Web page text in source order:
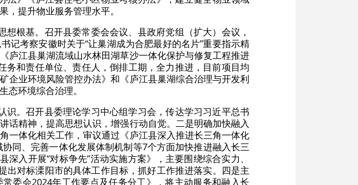
提升物业服务管理水平。
想根基。召开县委常委会会议、县政府党组（扩大）会议，
记考察安徽时关于“让巢湖成为合肥最好的名片”重要指示精
庐江县巢湖流域山水林田湖草沙一体化保护与修复工程推进
和责任单位、责任人，倒排工期，全力推进，目前项目均
企业环境风险管控办法》和《庐江县巢湖综合治理与开发利
态环境综合治理。
识。召开县委理论学习中心组学习会，传达学习习近平总书
话精神，提高思想认识，增强行动自觉。二是明确加快融入
一体化相关工作，审议通过《庐江县深入推进长三角一体化
同、完善一体化发展体制机制等7个方面加快推进融入长三
入开展“对标争先”活动实施方案》，主要围绕综合实力、
对标溧阳市的具体工作目标，抓好工作推进落实。四是主
委会2024年工作要点及任务分工》，将主动服务和融入长